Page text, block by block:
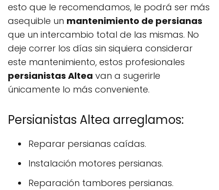
esto que le recomendamos, le podrá ser más
asequible un mantenimiento de persianas
que un intercambio total de las mismas. No
deje correr los días sin siquiera considerar
este mantenimiento, estos profesionales
persianistas Altea van a sugerirle
únicamente lo más conveniente.
Persianistas Altea arreglamos:
Reparar persianas caídas.
Instalación motores persianas.
Reparación tambores persianas.